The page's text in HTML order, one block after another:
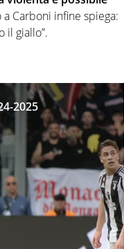
a Carboni infine spiega:
il giallo”.
2025